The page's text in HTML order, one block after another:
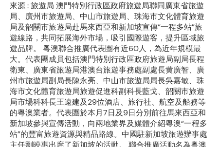
來源 : 旅遊局 澳門特別行政區政府旅遊局聯同廣東省旅遊
局、廣州市旅遊局、中山市旅遊局、珠海市文化體育旅遊
局及韶關市旅遊局赴馬來西亞和新加坡宣傳“一程多站”旅
遊線路，共同拓展海外市場，吸引國際遊客，提升區域旅
遊品牌。 粵澳聯合推廣代表團有近60人，為近年規模最
大。代表團成員包括澳門特別行政區政府旅遊局副局長程
衛東、廣東省旅遊局港澳台旅遊事務處副處長黄廣智、廣
州市旅遊局副局長陳永亮、中山市旅遊局局長吳嘉敏、珠
海市文化體育旅遊局旅遊促進科副科長藍戈、韶關市旅遊
局市場科科長王遠建及29位酒店、旅行社、航空及船務等
的粵澳業者。代表團於本月7日及9日分別前往馬來西亞和
新加坡參與宣傳活動，向兩地業界及媒體介紹粵澳“一程多
站”的豐富旅遊資源與精品路線。中國駐新加坡旅遊辦事處
主任劉曉惠出席了新加坡的活動。 聯合推廣活動名為粵澳